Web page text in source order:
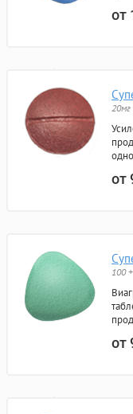
от
20мг
от
100
от